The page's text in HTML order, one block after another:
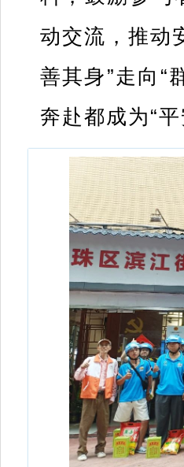
动交流，推动
善其身”走向“
奔赴都成为“